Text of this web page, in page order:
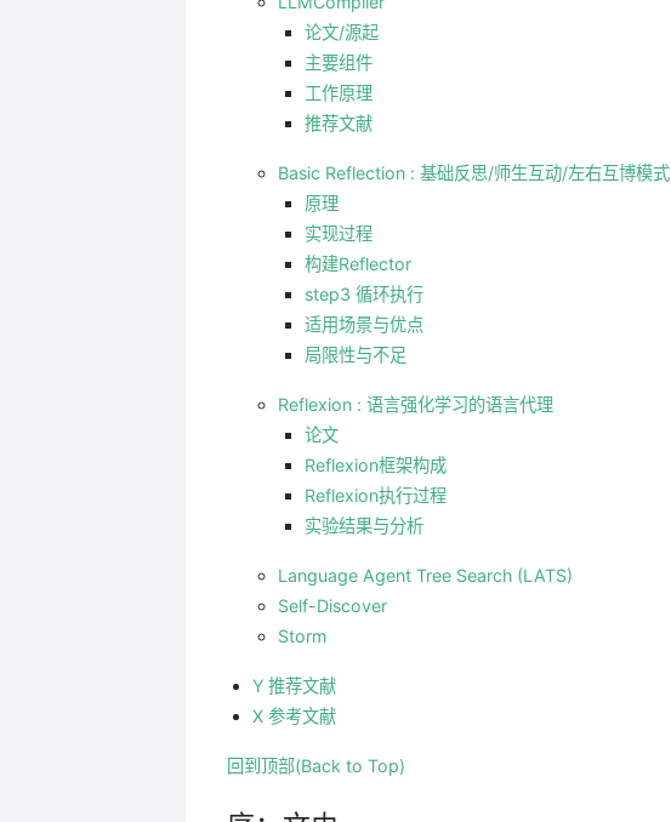
论文/源起
主要组件
工作原理
推荐文献
Basic Reflection : 基础反思/师生互动/左右互博模式
原理
实现过程
构建Reflector
step3 循环执行
适用场景与优点
局限性与不足
Reflexion : 语言强化学习的语言代理
论文
Reflexion框架构成
Reflexion执行过程
实验结果与分析
Language Agent Tree Search (LATS)
Self-Discover
Storm
Y 推荐文献
X 参考文献
回到顶部(Back to Top)